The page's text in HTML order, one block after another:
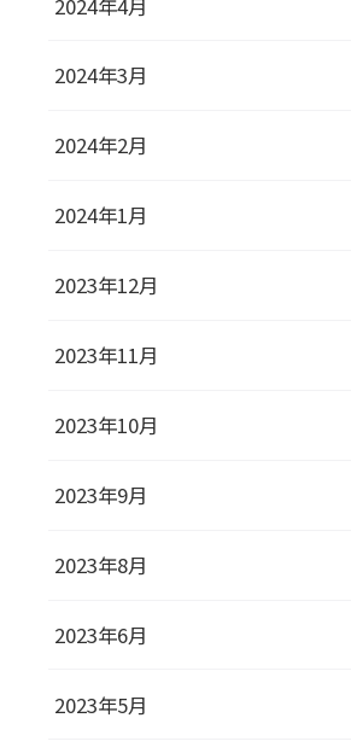
2024年3月
2024年2月
2024年1月
2023年12月
2023年11月
2023年10月
2023年9月
2023年8月
2023年6月
2023年5月